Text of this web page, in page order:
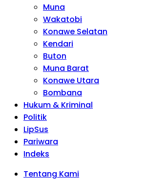
Muna
Wakatobi
Konawe Selatan
Kendari
Buton
Muna Barat
Konawe Utara
Bombana
Hukum & Kriminal
Politik
LipSus
Pariwara
Indeks
Tentang Kami